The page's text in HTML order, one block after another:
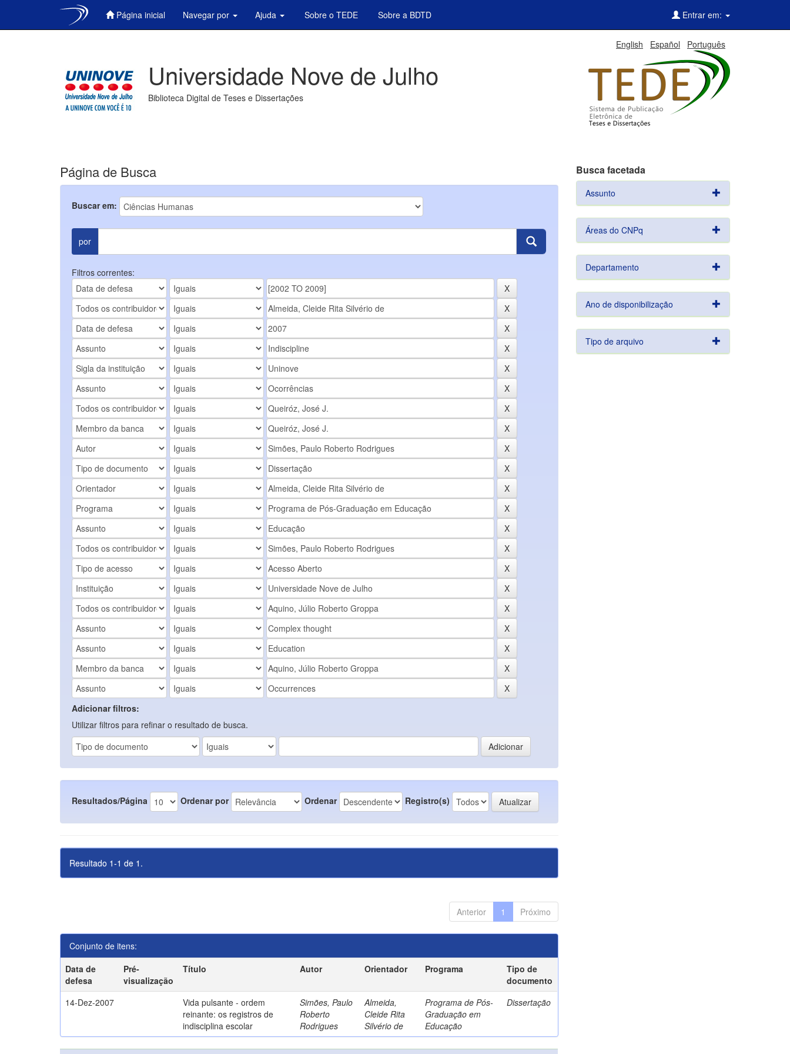
Página inicial Navegar por Ajuda Sobre o TEDE Sobre a BDTD Entrar em:
English Español Português
Universidade Nove de Julho
Biblioteca Digital de Teses e Dissertações
Página de Busca
Buscar em:
por
Filtros correntes:
Adicionar filtros:
Utilizar filtros para refinar o resultado de busca.
Resultados/Página Ordenar por Ordenar Registro(s)
Resultado 1-1 de 1.
Anterior 1 Próximo
Conjunto de itens:
Data de
defesa
Pré-
visualização
Título Autor Orientador Programa
Tipo de
documento
14-Dez-2007
Vida pulsante - ordem
reinante: os registros de
indisciplina escolar
Simões, Paulo
Roberto
Rodrigues
Almeida,
Cleide Rita
Silvério de
Programa de Pós-
Graduação em
Educação
Dissertação
Busca facetada
Assunto
Áreas do CNPq
Departamento
Ano de disponibilização
Tipo de arquivo